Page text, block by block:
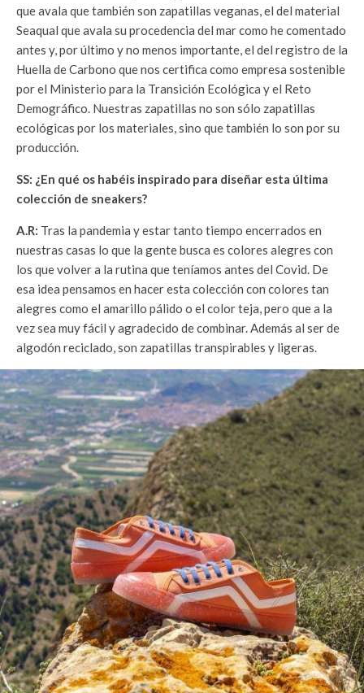
que avala que también son zapatillas veganas, el del material
Seaqual que avala su procedencia del mar como he comentado
antes y, por último y no menos importante, el del registro de la
Huella de Carbono que nos certifica como empresa sostenible
por el Ministerio para la Transición Ecológica y el Reto
Demográfico. Nuestras zapatillas no son sólo zapatillas
ecológicas por los materiales, sino que también lo son por su
producción.
SS: ¿En qué os habéis inspirado para diseñar esta última
colección de sneakers?
A.R: Tras la pandemia y estar tanto tiempo encerrados en
nuestras casas lo que la gente busca es colores alegres con
los que volver a la rutina que teníamos antes del Covid. De
esa idea pensamos en hacer esta colección con colores tan
alegres como el amarillo pálido o el color teja, pero que a la
vez sea muy fácil y agradecido de combinar. Además al ser de
algodón reciclado, son zapatillas transpirables y ligeras.